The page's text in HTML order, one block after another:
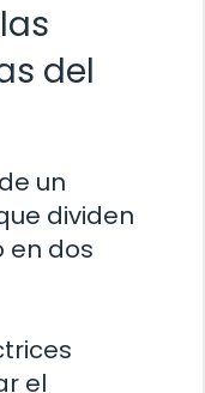
del
un
dividen
en dos
el